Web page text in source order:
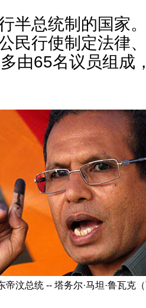
总统制的国家。
民行使制定法律
由65名议员组成
帝汶总统 -- 塔务尔·马坦·鲁瓦克